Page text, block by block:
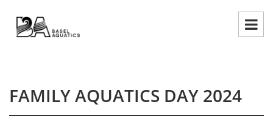
FAMILY AQUATICS DAY 2024